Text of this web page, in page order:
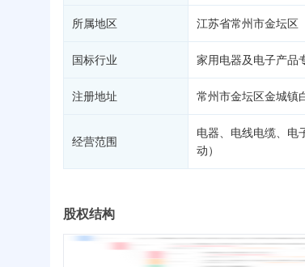
所属地区 江苏省常州市金坛区
国标行业 家用电器及电子产品
注册地址 常州市金坛区金城镇
经营范围
电器、电线电缆、电
动）
股权结构